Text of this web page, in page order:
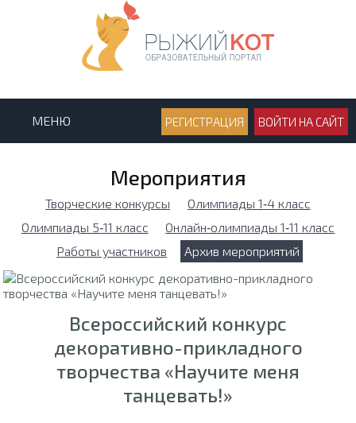
МЕНЮ РЕГИСТРАЦИЯ ВОЙТИ НА САЙТ
Мероприятия
Творческие конкурсы
Олимпиады 1‑4 класс
Олимпиады 5‑11 класс
Онлайн‑олимпиады 1‑11 класс
Работы участников
Архив мероприятий
Всероссийский конкурс
декоративно-прикладного
творчества «Научите меня
танцевать!»